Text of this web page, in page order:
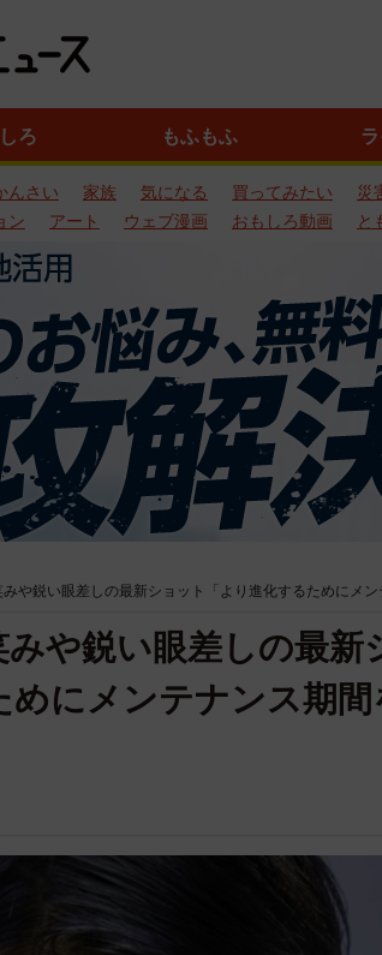
ろ もふもふ
んさい 家族 気になる 買ってみたい 災
ン アート ウェブ漫画 おもしろ動画 と
や鋭い眼差しの最新ショット「より進化するためにメ
や鋭い眼差しの最新
めにメンテナンス期